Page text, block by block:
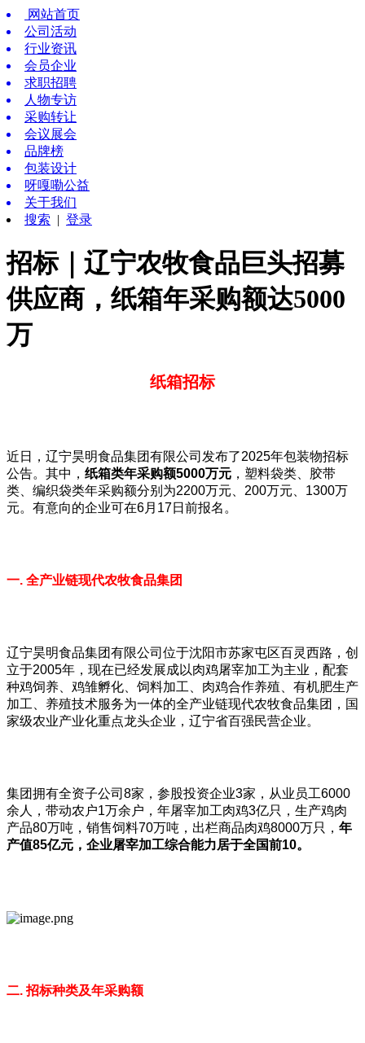
网站首页
公司活动
行业资讯
会员企业
求职招聘
人物专访
采购转让
会议展会
品牌榜
包装设计
呀嘎嘞公益
关于我们
搜索 | 登录
招标｜辽宁农牧食品巨头招募
供应商，纸箱年采购额达5000
万
纸箱招标
近日，辽宁昊明食品集团有限公司发布了2025年包装物招标
公告。其中， 纸箱类年采购额5000万元 ，塑料袋类、胶带
类、编织袋类年采购额分别为2200万元、200万元、1300万
元。有意向的企业可在6月17日前报名。
一. 全产业链现代农牧食品集团
辽宁昊明食品集团有限公司位于沈阳市苏家屯区百灵西路，创
立于2005年，现在已经发展成以肉鸡屠宰加工为主业，配套
种鸡饲养、鸡雏孵化、饲料加工、肉鸡合作养殖、有机肥生产
加工、养殖技术服务为一体的全产业链现代农牧食品集团，国
家级农业产业化重点龙头企业，辽宁省百强民营企业。
集团拥有全资子公司8家，参股投资企业3家，从业员工6000
余人，带动农户1万余户，年屠宰加工肉鸡3亿只，生产鸡肉
产品80万吨，销售饲料70万吨，出栏商品肉鸡8000万只， 年
产值85亿元，企业屠宰加工综合能力居于全国前10。
二. 招标种类及年采购额